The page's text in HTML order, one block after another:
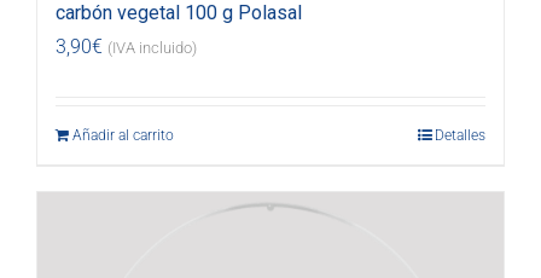
carbón vegetal 100 g Polasal
3,90€ (IVA incluido)
Añadir al carrito Detalles